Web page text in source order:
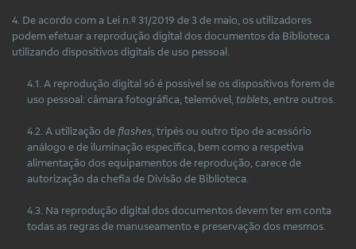
4. De acordo com a Lei n.º 31/2019 de 3 de maio, os utilizadores
podem efetuar a reprodução digital dos documentos da Biblioteca
utilizando dispositivos digitais de uso pessoal.
4.1. A reprodução digital só é possível se os dispositivos forem de
uso pessoal: câmara fotográfica, telemóvel, tablets, entre outros.
4.2. A utilização deflashes, tripés ou outro tipo de acessório
análogo e de iluminação específica, bem como a respetiva
alimentação dos equipamentos de reprodução, carece de
autorização da chefia de Divisão de Biblioteca.
4.3. Na reprodução digital dos documentos devem ter em conta
todas as regras de manuseamento e preservação dos mesmos.